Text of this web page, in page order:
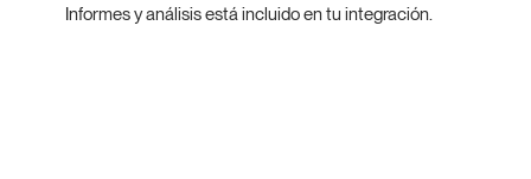
Informes y análisis está incluido en tu integración.